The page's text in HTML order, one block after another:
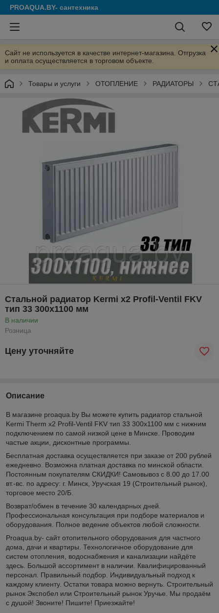
PROAQUA.BY- сантехника
Сайт не используется в качестве интернет-магазина. Отгрузка
и оплата осуществляется в торговом объекте.
Товары и услуги ОТОПЛЕНИЕ РАДИАТОРЫ
Стальной радиатор Kermi x2 Profil-Ventil FKV
тип 33 300x1100 мм
В наличии
Розница
Цену уточняйте
Описание
В магазине proaqua.by Вы можете купить радиатор стальной
Kermi Therm x2 Profil-Ventil FKV тип 33 300x1100 мм с нижним
подключением по самой низкой цене в Минске. Проводим
частые акции, дисконтные программы.
Бесплатная доставка осуществляется при заказе от 200 рублей
ежедневно. Возможна платная доставка по минской области.
Постоянным покупателям СКИДКИ! Самовывоз с 8.00 до 17.00
вт.-вс. по адресу: г. Минск, Уручская 19 (Строительный рынок),
торговое место 20/Б.
Возврат/обмен в течение 30 календарных дней.
Профессиональная консультация при подборе материалов и
оборудования. Полное ведение объектов любой сложности.
Proaqua.by- сайт отопительного оборудования для частного
дома, дачи и квартиры. Технологичное оборудование для
систем отопления, водоснабжения и канализации найдёте
здесь. Большой ассортимент в наличии. Квалифицированный
персонал. Правильный подбор. Индивидуальный подход к
каждому клиенту. Остатки товара можно вернуть. Строительный
рынок Экспобел или Строительный рынок Уручье. Мы продаём
с душой! Звоните! Пишите! Приезжайте!